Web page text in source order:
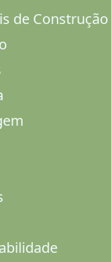
de Construção